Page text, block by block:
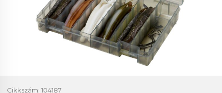
Cikkszám: 104187